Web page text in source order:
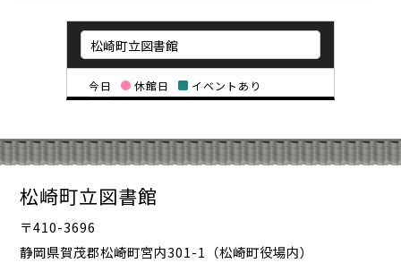
今日 休館日 イベントあり
松崎町立図書館
〒410-3696
静岡県賀茂郡松崎町宮内301-1（松崎町役場内）